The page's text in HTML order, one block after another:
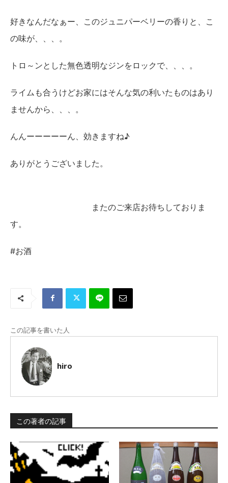
好きなんだなぁー、このジュニパーベリーの香りと、こ
の味が、、、。
トロ～ンとした無色透明なジンをロックで、、、。
ライムも合うけどお家にはそんな気の利いたものはあり
ませんから、、、。
んんーーーーーん、効きますね♪
ありがとうございました。
またのご来店お待ちしておりま
す。
#お酒
この記事を書いた人
hiro
この著者の記事